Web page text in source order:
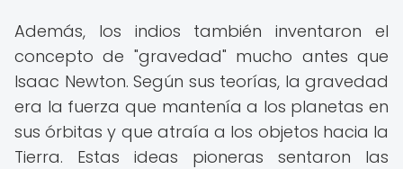
Además, los indios también inventaron el
concepto de "gravedad" mucho antes que
Isaac Newton. Según sus teorías, la gravedad
era la fuerza que mantenía a los planetas en
sus órbitas y que atraía a los objetos hacia la
Tierra. Estas ideas pioneras sentaron las